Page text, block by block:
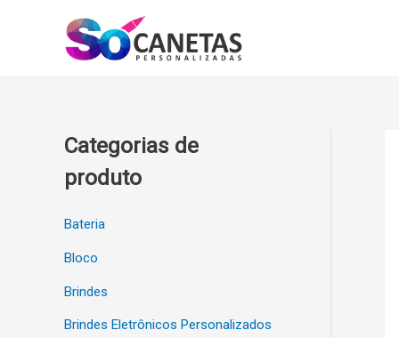
Categorias de
produto
Bateria
Bloco
Brindes
Brindes Eletrônicos Personalizados